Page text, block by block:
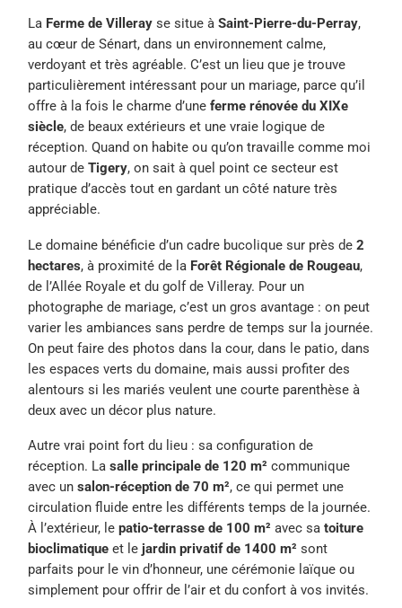
La Ferme de Villeray se situe àSaint-Pierre-du-Perray,
au cœur de Sénart, dans un environnement calme,
verdoyant et très agréable. C’est un lieu que je trouve
particulièrement intéressant pour un mariage, parce qu’il
offre à la fois le charme d’uneferme rénovée du XIXe
siècle, de beaux extérieurs et une vraie logique de
réception. Quand on habite ou qu’on travaille comme moi
autour deTigery, on sait à quel point ce secteur est
pratique d’accès tout en gardant un côté nature très
appréciable.
Le domaine bénéficie d’un cadre bucolique sur près de2
hectares, à proximité de la Forêt Régionale de Rougeau,
de l’Allée Royale et du golf de Villeray. Pour un
photographe de mariage, c’est un gros avantage : on peut
varier les ambiances sans perdre de temps sur la journée.
On peut faire des photos dans la cour, dans le patio, dans
les espaces verts du domaine, mais aussi profiter des
alentours si les mariés veulent une courte parenthèse à
deux avec un décor plus nature.
Autre vrai point fort du lieu : sa configuration de
réception. Lasalle principale de 120 m² communique
avec unsalon-réception de 70 m², ce qui permet une
circulation fluide entre les différents temps de la journée.
À l’extérieur, lepatio-terrasse de 100 m² avec satoiture
bioclimatique et le jardin privatif de 1400 m² sont
parfaits pour le vin d’honneur, une cérémonie laïque ou
simplement pour offrir de l’air et du confort à vos invités.